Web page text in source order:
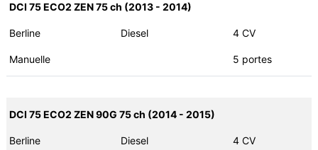
DCI 75 ECO2 ZEN 75 ch (2013 - 2014)
Berline Diesel 4 CV
Manuelle 5 portes
DCI 75 ECO2 ZEN 90G 75 ch (2014 - 2015)
Berline Diesel 4 CV